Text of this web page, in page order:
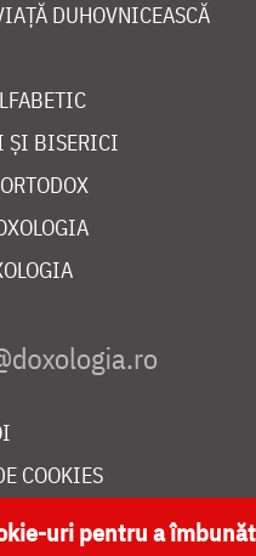
DUHOVNICEASCĂ
ȘI BISERICI
COOKIES
PENTRU CATEDRALA
uri pentru a